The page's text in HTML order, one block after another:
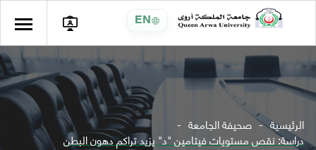
EN
الرئيسية صحيفة الجامعة
دراسة: نقص مستويات فيتامين "د" يزيد تراكم دهون البطن